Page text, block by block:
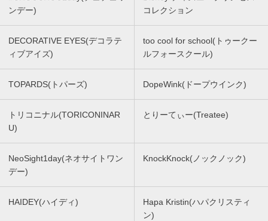
ンデー)
コレクション
DECORATIVE EYES(デコラテ
ィブアイズ)
too cool for school(トゥークー
ルフォースクール)
TOPARDS(トパーズ) DopeWink(ドープウインク)
トリコニナル(TORICONINAR
U)
とりーてぃー(Treatee)
NeoSight1day(ネオサイトワン
デー)
KnockKnock(ノックノック)
HAIDEY(ハイディ)
Hapa Kristin(ハパクリスティ
ン)